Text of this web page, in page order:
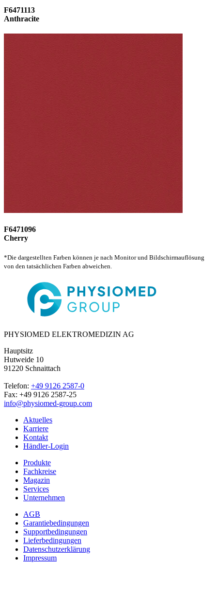
F6471113
Anthracite
F6471096
Cherry
*Die dargestellten Farben können je nach Monitor und Bildschirmauflösung
von den tatsächlichen Farben abweichen.
PHYSIOMED ELEKTROMEDIZIN AG
Hauptsitz
Hutweide 10
91220 Schnaittach
Telefon: +49 9126 2587-0
Fax: +49 9126 2587-25
info@physiomed-group.com
Aktuelles
Karriere
Kontakt
Händler-Login
Produkte
Fachkreise
Magazin
Services
Unternehmen
AGB
Garantiebedingungen
Supportbedingungen
Lieferbedingungen
Datenschutzerklärung
Impressum